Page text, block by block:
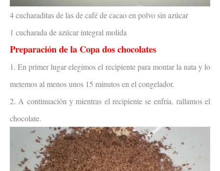
4 cucharaditas de las de café de cacao en polvo sin azúcar
1 cucharada de azúcar integral molida
Preparación de la Copa dos chocolates
1. En primer lugar elegimos el recipiente para montar la nata y lo
metemos al menos unos 15 minutos en el congelador.
2. A continuación y mientras el recipiente se enfría, rallamos el
chocolate.